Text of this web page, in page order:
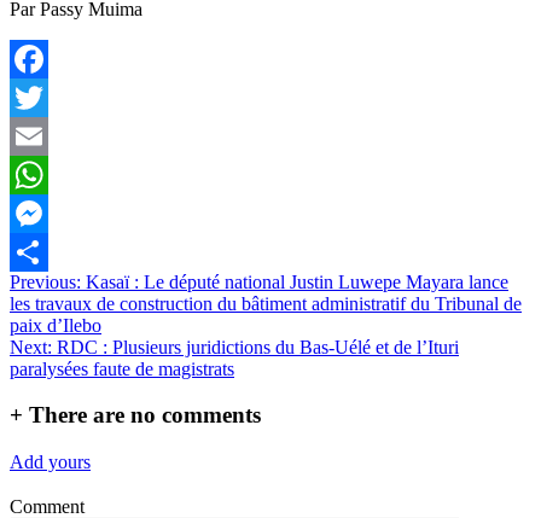
Par Passy Muima
Facebook
Twitter
Email
WhatsApp
Messenger
Partager
Navigation
de
l’article
Previous: Kasaï : Le député national Justin Luwepe Mayara lance
les travaux de construction du bâtiment administratif du Tribunal de
paix d’Ilebo
Next: RDC : Plusieurs juridictions du Bas-Uélé et de l’Ituri
paralysées faute de magistrats
+ There are no comments
Add yours
Comment